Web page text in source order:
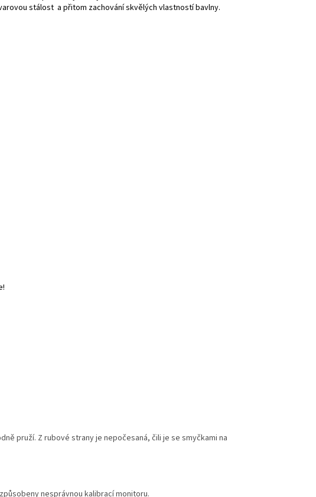
stálost a přitom zachování skvělých vlastností bavlny.
pruží. Z rubové strany je nepočesaná, čili je se smyčkami na
nesprávnou kalibrací monitoru.